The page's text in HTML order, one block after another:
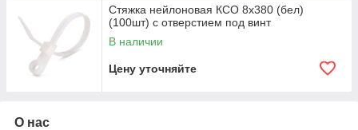
Стяжка нейлоновая КСО 8х380 (бел)
(100шт) с отверстием под винт
В наличии
Цену уточняйте
О нас